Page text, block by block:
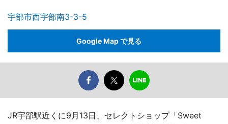
宇部市西宇部南3-3-5
Google Map で見る
JR宇部駅近くに9月13日、セレクトショップ「Sweet